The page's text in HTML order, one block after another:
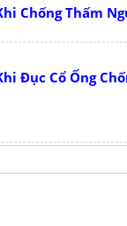
Chống Thấm
Đục Cổ Ống